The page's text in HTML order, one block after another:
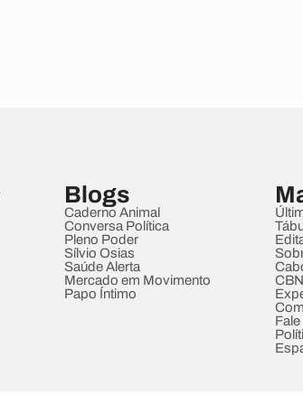
Blogs
Caderno Animal
Conversa Política
Pleno Poder
Sílvio Osias
Saúde Alerta
Mercado em Movimento
Papo Íntimo